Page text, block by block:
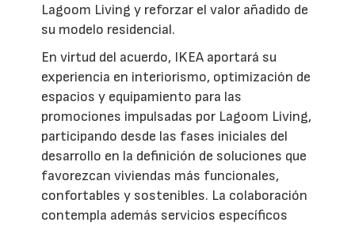
Lagoom Living y reforzar el valor añadido de
su modelo residencial.
En virtud del acuerdo, IKEA aportará su
experiencia en interiorismo, optimización de
espacios y equipamiento para las
promociones impulsadas por Lagoom Living,
participando desde las fases iniciales del
desarrollo en la definición de soluciones que
favorezcan viviendas más funcionales,
confortables y sostenibles. La colaboración
contempla además servicios específicos